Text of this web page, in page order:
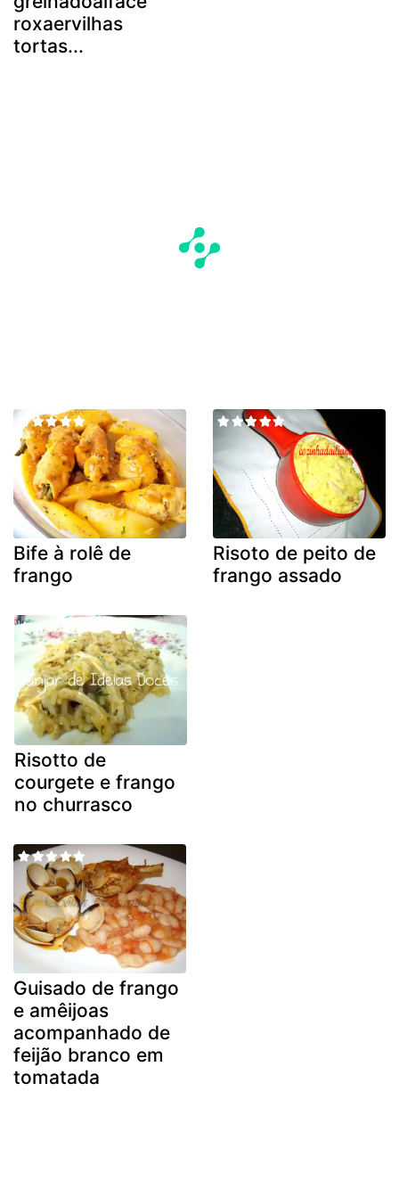
roxaervilhas
tortas...
Bife à rolê de
frango
Risoto de peito de
frango assado
Risotto de
courgete e frango
no churrasco
Guisado de frango
e amêijoas
acompanhado de
feijão branco em
tomatada